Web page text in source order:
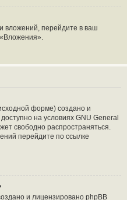
вложений, перейдите в ваш
форме) создано и
на условиях GNU General
свободно распространяться.
перейдите по ссылке
и лицензировано phpBB